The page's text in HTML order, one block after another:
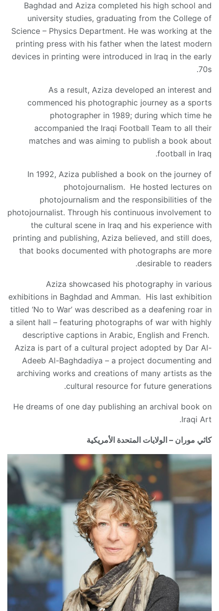
Baghdad and Aziza completed his high school and
university studies, graduating from the College of
Science – Physics Department. He was working at the
printing press with his father when the latest modern
devices in printing were introduced in Iraq in the early
70s.
As a result, Aziza developed an interest and
commenced his photographic journey as a sports
photographer in 1989; during which time he
accompanied the Iraqi Football Team to all their
matches and was aiming to publish a book about
football in Iraq.
In 1992, Aziza published a book on the journey of
photojournalism. He hosted lectures on
photojournalism and the responsibilities of the
photojournalist. Through his continuous involvement to
the cultural scene in Iraq and his experience with
printing and publishing, Aziza believed, and still does,
that books documented with photographs are more
desirable to readers.
Aziza showcased his photography in various
exhibitions in Baghdad and Amman. His last exhibition
titled ‘No to War’ was described as a deafening roar in
a silent hall – featuring photographs of war with highly
descriptive captions in Arabic, English and French.
Aziza is part of a cultural project adopted by Dar Al-
Adeeb Al-Baghdadiya – a project documenting and
archiving works and creations of many artists as the
cultural resource for future generations.
He dreams of one day publishing an archival book on
Iraqi Art.
كاثي موران – الولايات المتحدة الأمريكية